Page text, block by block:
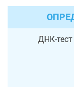
ДНК-тест